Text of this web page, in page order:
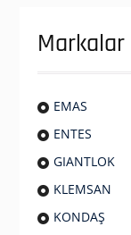
Markalar
EMAS
ENTES
GIANTLOK
KLEMSAN
KONDAŞ